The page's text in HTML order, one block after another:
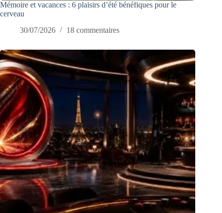
Mémoire et vacances : 6 plaisirs d’été bénéfiques pour le
cerveau
30/07/2026
18 commentaires